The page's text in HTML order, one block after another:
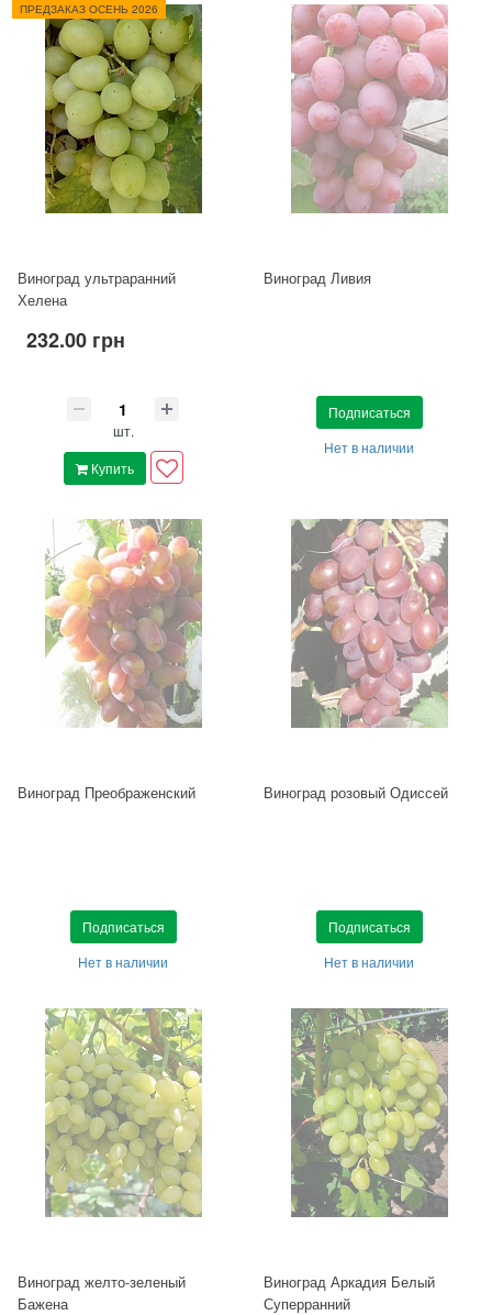
ПРЕДЗАКАЗ ОСЕНЬ 2026
Виноград ультраранний
Хелена
232.00 грн
шт.
Купить
Виноград Ливия
Подписаться
Нет в наличии
Виноград Преображенский
Подписаться
Нет в наличии
Виноград розовый Одиссей
Подписаться
Нет в наличии
Виноград желто-зеленый
Бажена
Виноград Аркадия Белый
Суперранний